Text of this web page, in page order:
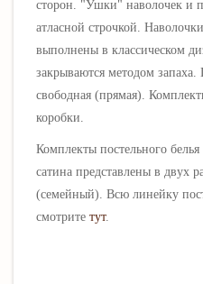
сторон. "Ушки" наволочек и
атласной строчкой.
выполнены в классическом
закрываются методом
свободная (прямая).
коробки.
Комплекты постельного белья
сатина представлены в двух
(семейный). Всю линейку
смотрите тут.